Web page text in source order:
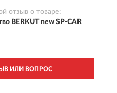
отзыв о товаре:
BERKUT new SP-CAR
ИЛИ ВОПРОС